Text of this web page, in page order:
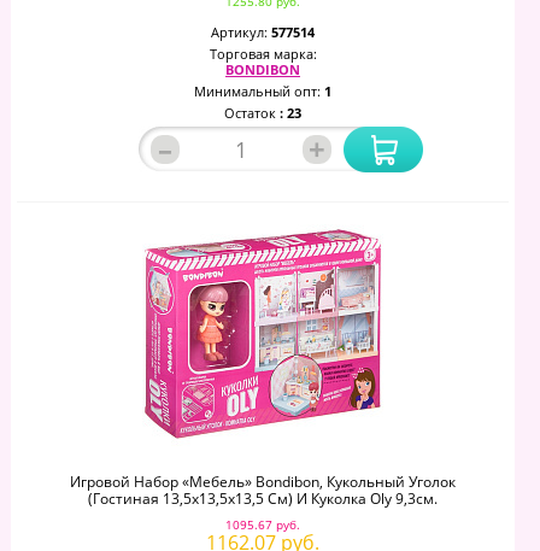
Артикул: 577514
Торговая марка:
BONDIBON
Минимальный опт: 1
Остаток : 23
– +
Игровой Набор «Мебель» Bondibon, Кукольный Уголок
(Гостиная 13,5х13,5х13,5 См) И Куколка Oly 9,3см.
1095.67 руб.
1162.07 руб.